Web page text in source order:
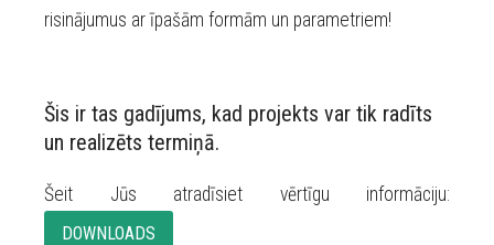
risinājumus ar īpašām formām un parametriem!
Šis ir tas gadījums, kad projekts var tik radīts
un realizēts termiņā.
Šeit Jūs atradīsiet vērtīgu informāciju:
DOWNLOADS